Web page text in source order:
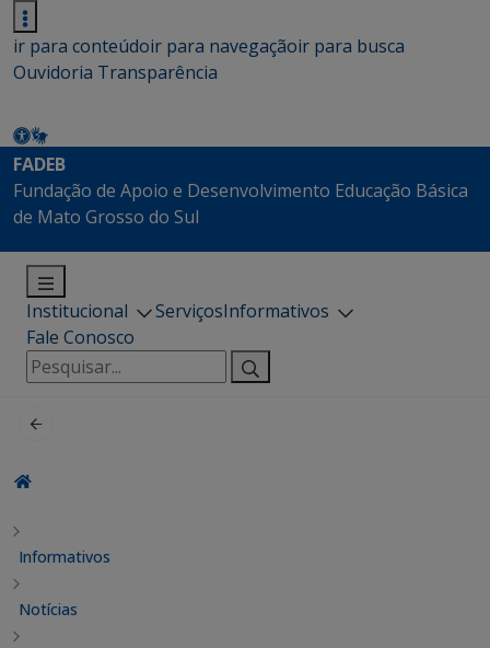
ir para conteúdoir para navegaçãoir para busca
Ouvidoria Transparência
FADEB
Fundação de Apoio e Desenvolvimento Educação Básica
de Mato Grosso do Sul
Institucional ServiçosInformativos
Fale Conosco
Pesquisar
por:
Informativos
Notícias